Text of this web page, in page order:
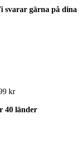
svarar gärna på dina
kr
40 länder